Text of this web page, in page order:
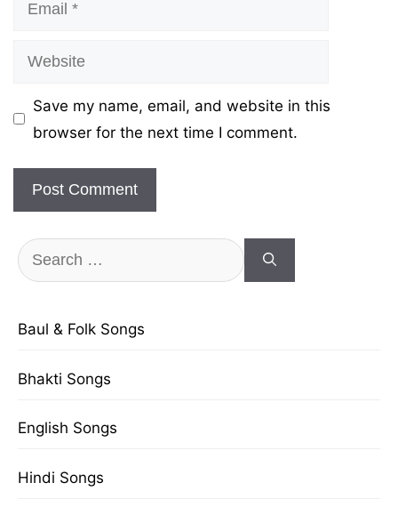
Website
Save my name, email, and website in this
browser for the next time I comment.
Search
for:
Baul & Folk Songs
Bhakti Songs
English Songs
Hindi Songs